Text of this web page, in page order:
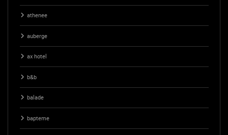
athenee
auberge
ax hotel
b&b
balade
bapteme